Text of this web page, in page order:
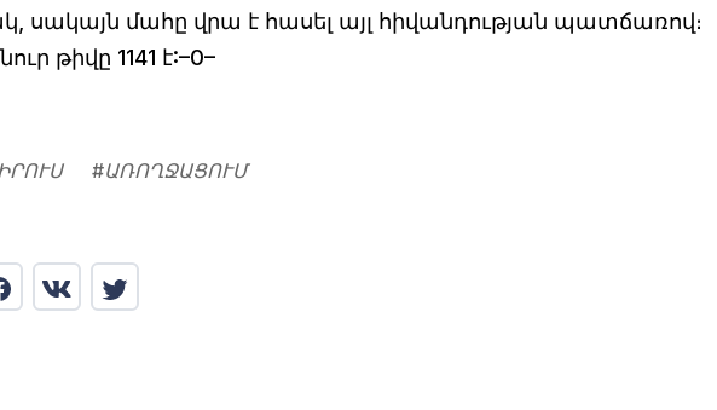
սակայն մահը վրա է հասել այլ հիվանդության պատճառով։
թիվը 1141 է:–0–
#ԱՌՈՂՋԱՑՈՒՄ